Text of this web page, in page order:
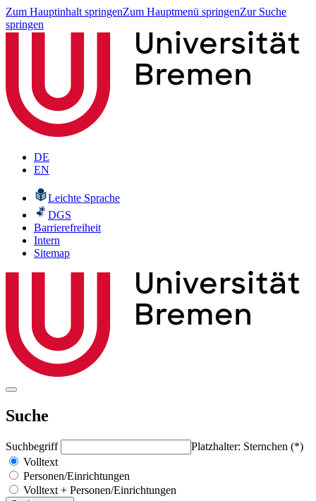
Zum Hauptinhalt springenZum Hauptmenü springenZur Suche
springen
DE
EN
Leichte Sprache
DGS
Barrierefreiheit
Intern
Sitemap
Suche
Suchbegriff
Platzhalter: Sternchen (*)
Volltext
Personen/Einrichtungen
Volltext + Personen/Einrichtungen